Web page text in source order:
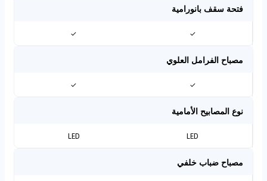
فتحة سقف بانورامية
✓
✓
مصباح الفرامل العلوي
✓
✓
نوع المصابيح الأمامية
LED
LED
مصباح ضباب خلفي